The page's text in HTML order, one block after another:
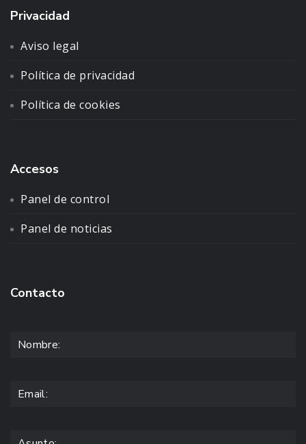
Privacidad
Aviso legal
Política de privacidad
Política de cookies
Accesos
Panel de control
Panel de noticias
Contacto